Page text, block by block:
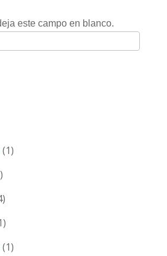
este campo en blanco.
(1)
(1)